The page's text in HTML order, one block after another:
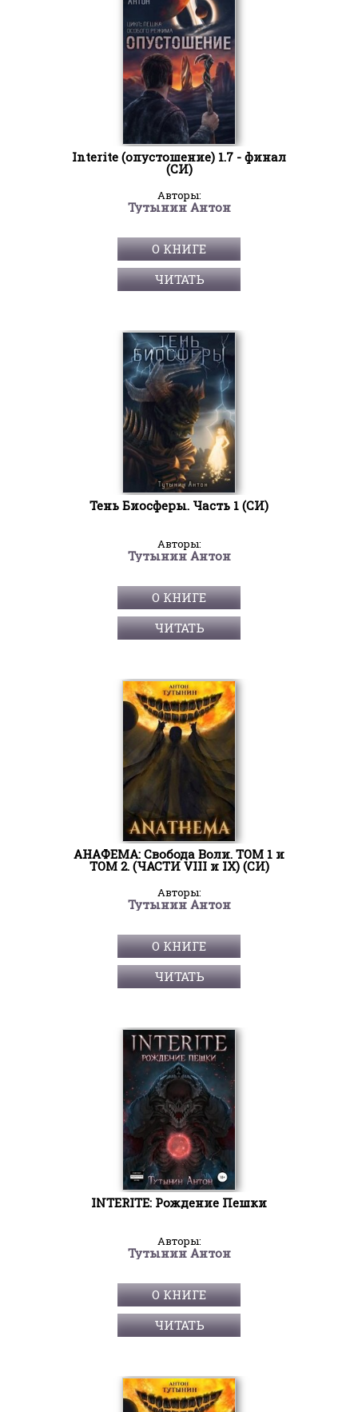
Interite (опустошение) 1.7 - финал
(СИ)
Авторы:
Тутынин Антон
О КНИГЕ
ЧИТАТЬ
Тень Биосферы. Часть 1 (СИ)
Авторы:
Тутынин Антон
О КНИГЕ
ЧИТАТЬ
АНАФЕМА: Свобода Воли. ТОМ 1 и
ТОМ 2. (ЧАСТИ VIII и IX) (СИ)
Авторы:
Тутынин Антон
О КНИГЕ
ЧИТАТЬ
INTERITE: Рождение Пешки
Авторы:
Тутынин Антон
О КНИГЕ
ЧИТАТЬ